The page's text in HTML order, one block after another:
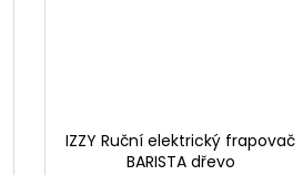
IZZY Ruční elektrický frapovač
BARISTA dřevo